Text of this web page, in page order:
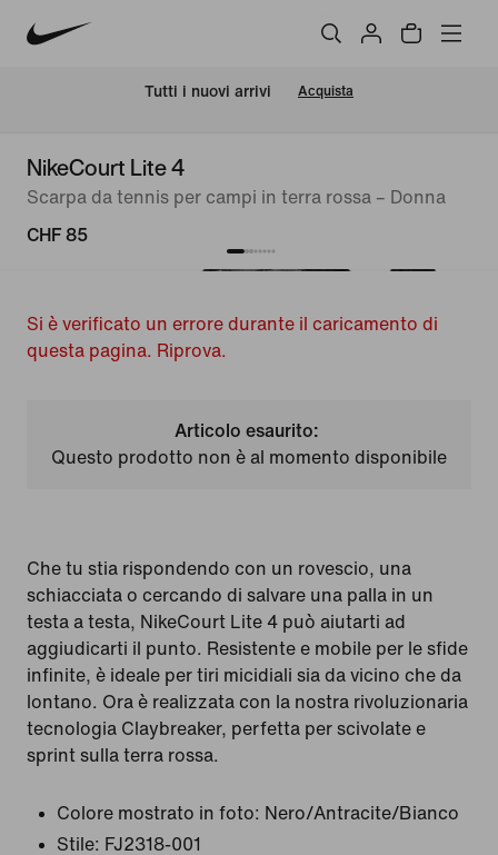
Tutti i nuovi arrivi Acquista
NikeCourt Lite 4
Scarpa da tennis per campi in terra rossa – Donna
CHF 85
Si è verificato un errore durante il caricamento di
questa pagina. Riprova.
Articolo esaurito:
Questo prodotto non è al momento disponibile
Che tu stia rispondendo con un rovescio, una
schiacciata o cercando di salvare una palla in un
testa a testa, NikeCourt Lite 4 può aiutarti ad
aggiudicarti il punto. Resistente e mobile per le sfide
infinite, è ideale per tiri micidiali sia da vicino che da
lontano. Ora è realizzata con la nostra rivoluzionaria
tecnologia Claybreaker, perfetta per scivolate e
sprint sulla terra rossa.
Colore mostrato in foto: Nero/Antracite/Bianco
Stile: FJ2318-001